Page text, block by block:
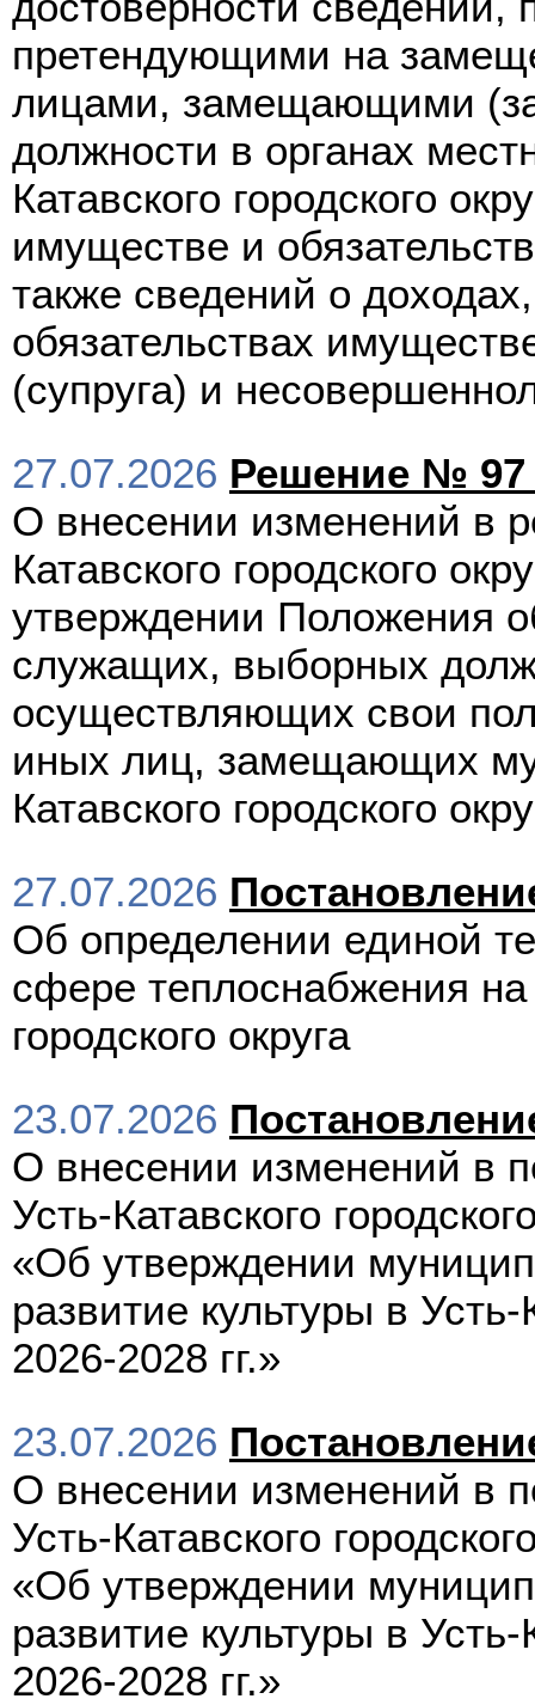
претендующими на
лицами, замещающими
должности в органах
Катавского городского
имуществе и
также сведений о
обязательствах
(супруга) и
27.07.2026 Решение № 97
О внесении изменений в
Катавского городского
утверждении Положения
служащих, выборных
осуществляющих свои
иных лиц, замещающих
Катавского городского
27.07.2026
Об определении единой
сфере теплоснабжения на
городского округа
23.07.2026
О внесении изменений в
Усть-Катавского
«Об утверждении
развитие культуры в
2026-2028 гг.»
23.07.2026
О внесении изменений в
Усть-Катавского
«Об утверждении
развитие культуры в
2026-2028 гг.»